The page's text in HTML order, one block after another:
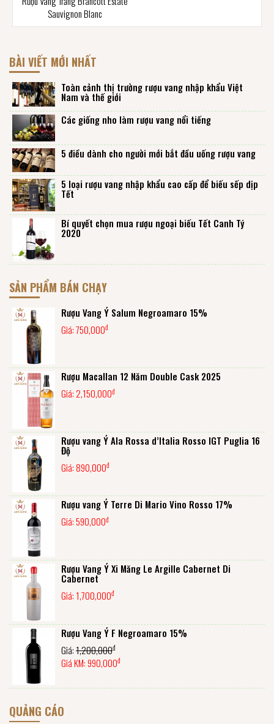
Sauvignon Blanc
BÀI VIẾT MỚI NHẤT
Toàn cảnh thị trường rượu vang nhập khẩu Việt
Nam và thế giới
Các giống nho làm rượu vang nổi tiếng
5 điều dành cho người mới bắt đầu uống rượu vang
5 loại rượu vang nhập khẩu cao cấp để biếu sếp dịp
Tết
Bí quyết chọn mua rượu ngoại biếu Tết Canh Tý
2020
SẢN PHẨM BÁN CHẠY
Rượu Vang Ý Salum Negroamaro 15%
Giá:750,000đ
Rượu Macallan 12 Năm Double Cask 2025
Giá: 2,150,000đ
Rượu vang Ý Ala Rossa d’Italia Rosso IGT Puglia 16
Độ
Giá:890,000đ
Rượu vang Ý Terre Di Mario Vino Rosso 17%
Giá:590,000đ
Rượu Vang Ý Xi Măng Le Argille Cabernet Di
Cabernet
Giá: 1,700,000đ
Rượu Vang Ý F Negroamaro 15%
Giá:1,200,000đ
Giá KM:990,000đ
QUẢNG CÁO